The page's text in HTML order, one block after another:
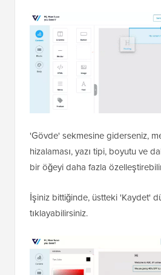
'Gövde' sekmesine giderseniz,
hizalaması, yazı tipi, boyutu ve
bir öğeyi daha fazla
İşiniz bittiğinde, üstteki 'Kaydet'
tıklayabilirsiniz.